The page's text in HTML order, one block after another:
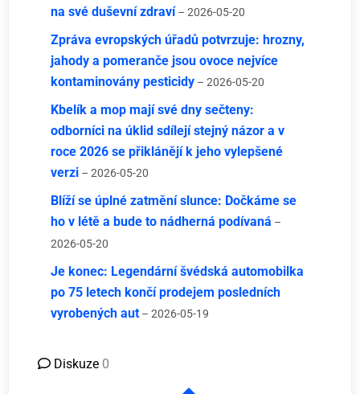
na své duševní zdraví – 2026-05-20
Zpráva evropských úřadů potvrzuje: hrozny,
jahody a pomeranče jsou ovoce nejvíce
kontaminovány pesticidy – 2026-05-20
Kbelík a mop mají své dny sečteny:
odborníci na úklid sdílejí stejný názor a v
roce 2026 se přiklánějí k jeho vylepšené
verzi – 2026-05-20
Blíží se úplné zatmění slunce: Dočkáme se
ho v létě a bude to nádherná podívaná –
2026-05-20
Je konec: Legendární švédská automobilka
po 75 letech končí prodejem posledních
vyrobených aut – 2026-05-19
Diskuze 0